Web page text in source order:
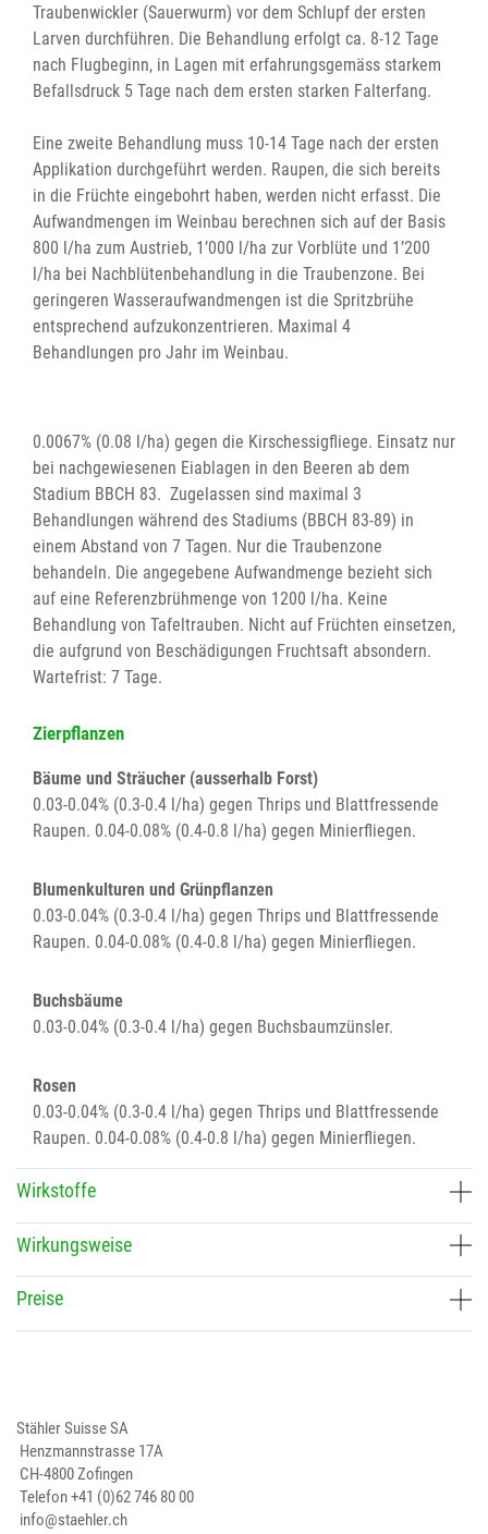
Traubenwickler (Sauerwurm) vor dem Schlupf der ersten
Larven durchführen. Die Behandlung erfolgt ca. 8-12 Tage
nach Flugbeginn, in Lagen mit erfahrungsgemäss starkem
Befallsdruck 5 Tage nach dem ersten starken Falterfang.
Eine zweite Behandlung muss 10-14 Tage nach der ersten
Applikation durchgeführt werden. Raupen, die sich bereits
in die Früchte eingebohrt haben, werden nicht erfasst. Die
Aufwandmengen im Weinbau berechnen sich auf der Basis
800 l/ha zum Austrieb, 1’000 l/ha zur Vorblüte und 1’200
l/ha bei Nachblütenbehandlung in die Traubenzone. Bei
geringeren Wasseraufwandmengen ist die Spritzbrühe
entsprechend aufzukonzentrieren. Maximal 4
Behandlungen pro Jahr im Weinbau.
0.0067% (0.08 l/ha) gegen die Kirschessigfliege. Einsatz nur
bei nachgewiesenen Eiablagen in den Beeren ab dem
Stadium BBCH 83. Zugelassen sind maximal 3
Behandlungen während des Stadiums (BBCH 83-89) in
einem Abstand von 7 Tagen. Nur die Traubenzone
behandeln. Die angegebene Aufwandmenge bezieht sich
auf eine Referenzbrühmenge von 1200 l/ha. Keine
Behandlung von Tafeltrauben. Nicht auf Früchten einsetzen,
die aufgrund von Beschädigungen Fruchtsaft absondern.
Wartefrist: 7 Tage.
Zierpflanzen
Bäume und Sträucher (ausserhalb Forst)
0.03-0.04% (0.3-0.4 l/ha) gegen Thrips und Blattfressende
Raupen. 0.04-0.08% (0.4-0.8 l/ha) gegen Minierfliegen.
Blumenkulturen und Grünpflanzen
0.03-0.04% (0.3-0.4 l/ha) gegen Thrips und Blattfressende
Raupen. 0.04-0.08% (0.4-0.8 l/ha) gegen Minierfliegen.
Buchsbäume
0.03-0.04% (0.3-0.4 l/ha) gegen Buchsbaumzünsler.
Rosen
0.03-0.04% (0.3-0.4 l/ha) gegen Thrips und Blattfressende
Raupen. 0.04-0.08% (0.4-0.8 l/ha) gegen Minierfliegen.
Wirkstoffe
Wirkungsweise
Preise
Stähler Suisse SA
Henzmannstrasse 17A
CH-4800 Zofingen
Telefon+41 (0)62 746 80 00
info@staehler.ch